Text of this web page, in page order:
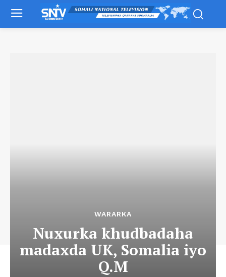
WARARKA
Nuxurka khudbadaha
madaxda UK, Somalia iyo
Q.M